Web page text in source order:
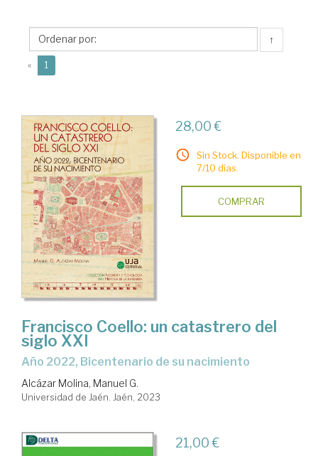
Manuel
G.
↑
« 1
28,00 €
Sin Stock. Disponible en
7/10 días.
COMPRAR
Francisco Coello: un catastrero del
siglo XXI
Año 2022, Bicentenario de su nacimiento
Alcázar Molina, Manuel G.
Universidad de Jaén. Jaén, 2023
21,00 €